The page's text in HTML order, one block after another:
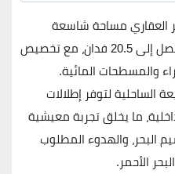
مساحة شاسعة
إلى20.5 فدان
، مع تخصيص
.
الساحلية لتوفر إطلالات
، ما يخلق تجربة معيشية
البحر، والهدوءالمطلوب
الأحمر.